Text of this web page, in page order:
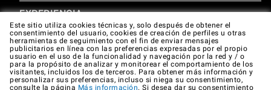
Accesorios
Design Lounge
Descargas
Galería
EXPERIENCIA
SuperOven Experience
Unox Casa App
APOYO
Garantía
Asistencia técnica
Este sitio utiliza cookies técnicas y, solo después de obtener el
consentimiento del usuario, cookies de creación de perfiles u otras
herramientas de seguimiento con el fin de enviar mensajes
publicitarios en línea con las preferencias expresadas por el propio
usuario en el uso de la funcionalidad y navegación por la red y / o
para la propósito de analizar y monitorear el comportamiento de los
visitantes, incluidos los de terceros. Para obtener más información y
personalizar sus preferencias, incluso si niega su consentimiento,
consulte la página Más información. Si desea dar su consentimiento